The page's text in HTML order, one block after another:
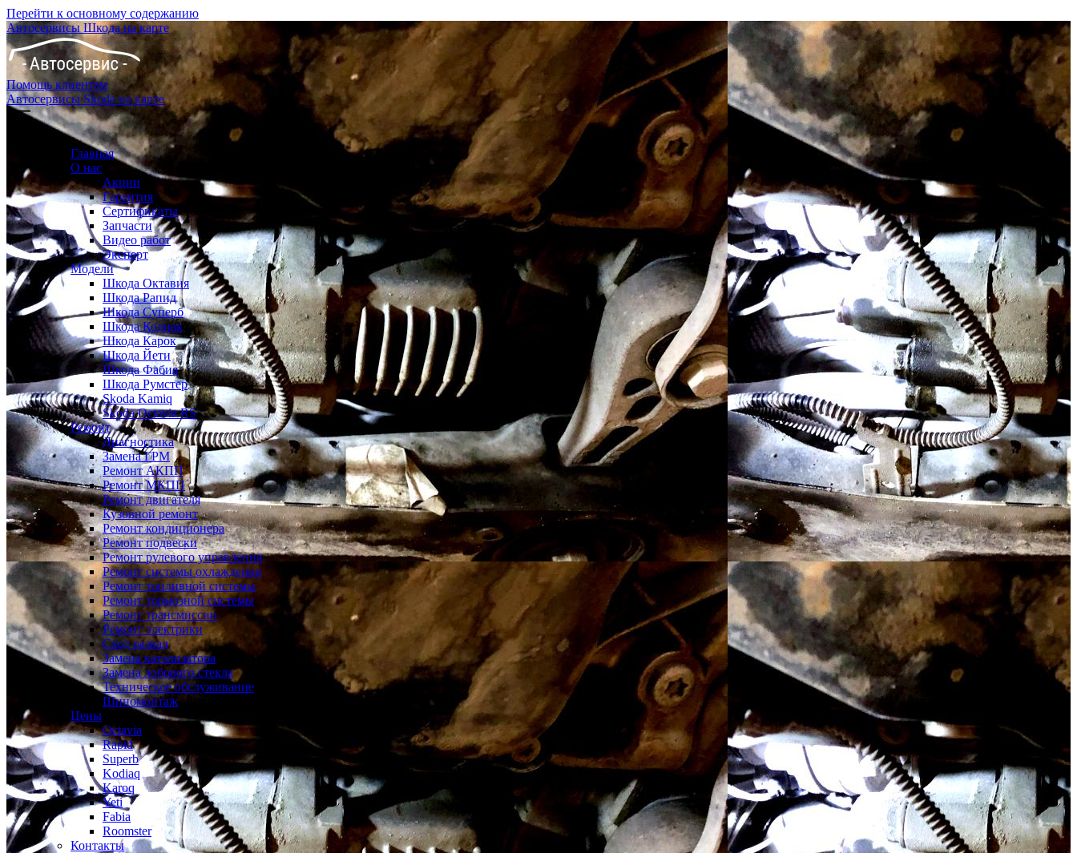
Перейти к основному содержанию
Автосервисы Шкода на карте
Помощь клиентам
Автосервисы Skoda на карте
Главная
О нас
Акции
Гарантия
Сертификаты
Запчасти
Видео работ
Эксперт
Модели
Шкода Октавия
Шкода Рапид
Шкода Суперб
Шкода Кодиак
Шкода Карок
Шкода Йети
Шкода Фабия
Шкода Румстер
Skoda Kamiq
Skoda Octavia RS
Ремонт
Диагностика
Замена ГРМ
Ремонт АКПП
Ремонт МКПП
Ремонт двигателя
Кузовной ремонт
Ремонт кондиционера
Ремонт подвески
Ремонт рулевого управления
Ремонт системы охлаждения
Ремонт топливной системы
Ремонт тормозной системы
Ремонт трансмиссии
Ремонт электрики
Сход развал
Замена катализатора
Замена лобового стекла
Техническое обслуживание
Шиномонтаж
Цены
Octavia
Rapid
Superb
Kodiaq
Karoq
Yeti
Fabia
Roomster
Контакты